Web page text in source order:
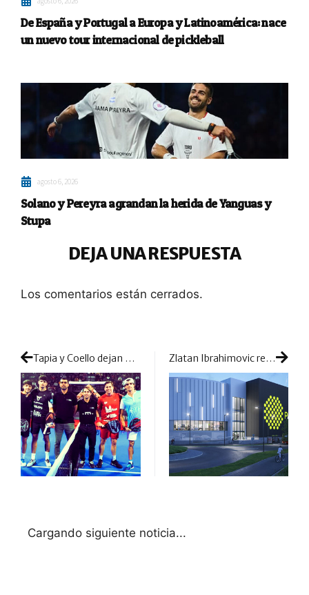
De España y Portugal a Europa y Latinoamérica: nace
un nuevo tour internacional de pickleball
agosto 6, 2026
Solano y Pereyra agrandan la herida de Yanguas y
Stupa
DEJA UNA RESPUESTA
Los comentarios están cerrados.
Tapia y Coello dejan grandes detalles en su debut: victoria ante Paquito y Lebrón en Kuwait Zlatan Ibrahimovic redobla su apuesta por el pádel: proyecta un nuevo club cinco estrellas